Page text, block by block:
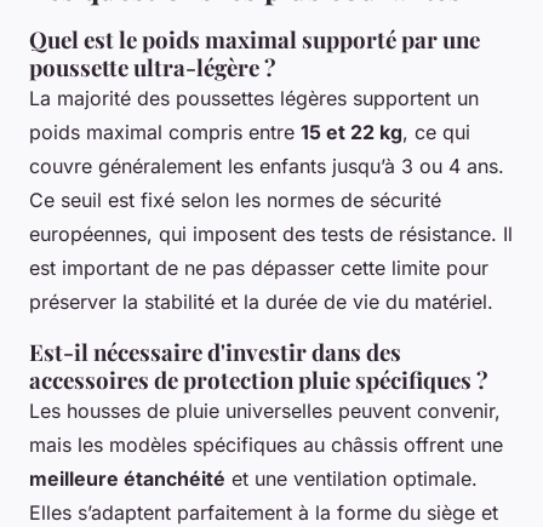
Quel est le poids maximal supporté par une
poussette ultra-légère ?
La majorité des poussettes légères supportent un
poids maximal compris entre 15 et 22 kg, ce qui
couvre généralement les enfants jusqu’à 3 ou 4 ans.
Ce seuil est fixé selon les normes de sécurité
européennes, qui imposent des tests de résistance. Il
est important de ne pas dépasser cette limite pour
préserver la stabilité et la durée de vie du matériel.
Est-il nécessaire d'investir dans des
accessoires de protection pluie spécifiques ?
Les housses de pluie universelles peuvent convenir,
mais les modèles spécifiques au châssis offrent une
meilleure étanchéité et une ventilation optimale.
Elles s’adaptent parfaitement à la forme du siège et